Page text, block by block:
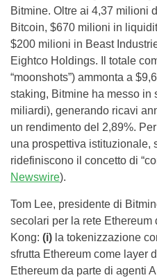
Bitmine. Oltre ai 4,37 milioni
Bitcoin, $670 milioni in
$200 milioni in Beast
Eightco Holdings. Il totale
“moonshots”) ammonta a
staking, Bitmine ha messo in
miliardi), generando ricavi
un rendimento del 2,89%.
una prospettiva istituzionale,
ridefiniscono il concetto di
Newswire).
Tom Lee, presidente di
secolari per la rete
Kong: (i) la tokenizzazione
sfrutta Ethereum come layer
Ethereum da parte di agenti